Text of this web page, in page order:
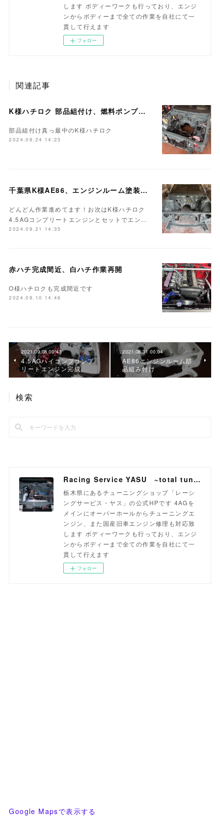
します ボディーワークも行っており、エンジ
ンからボディーまで全ての作業を自社にて一
貫して行えます
フォロー
関連記事
K様ハチロク 部品組付け、燃料ポンプ交換…
部品組付け真っ最中のK様ハチロク
2024.09.24 14:23
千葉県K様AE86、エンジンルーム塗装完成♪
どんどん作業進めてます！お次はK様ハチロク
4.5AGコンプリートエンジンとセットでエン…
2024.09.21 14:35
赤ハチ完成間近、白ハチ作業再開
O様ハチロクも完成間近です
2024.09.10 14:46
2021.09.08 00:43
4.5AGハイコンプコンプ
リートエンジン完成
2021.08.31 00:04
AE86エンジンルーム部
品組み付け
検索
Racing Service YASU ~total tuning proshop~
栃木県にあるチューニングショップ「レーシ
ングサービス・ヤス」の公式HPです 4AGを
メインにオーバーホールからチューニングエ
ンジン、また国産旧車エンジン修理も対応致
します ボディーワークも行っており、エンジ
ンからボディーまで全ての作業を自社にて一
貫して行えます
フォロー
Google Mapsで表示する